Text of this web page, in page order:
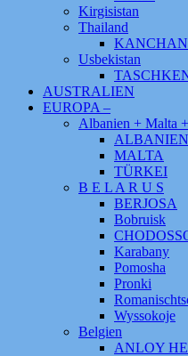
Kirgisistan
Thailand
Usbekistan
AUSTRALIEN
EUROPA –
Albanien + Malta
ALBANIEN
MALTA
TÜRKEI
B E L A R U S
BERJOSA
Bobruisk
Karabany
Pomosha
Pronki
Wyssokoje
Belgien
ANLOY